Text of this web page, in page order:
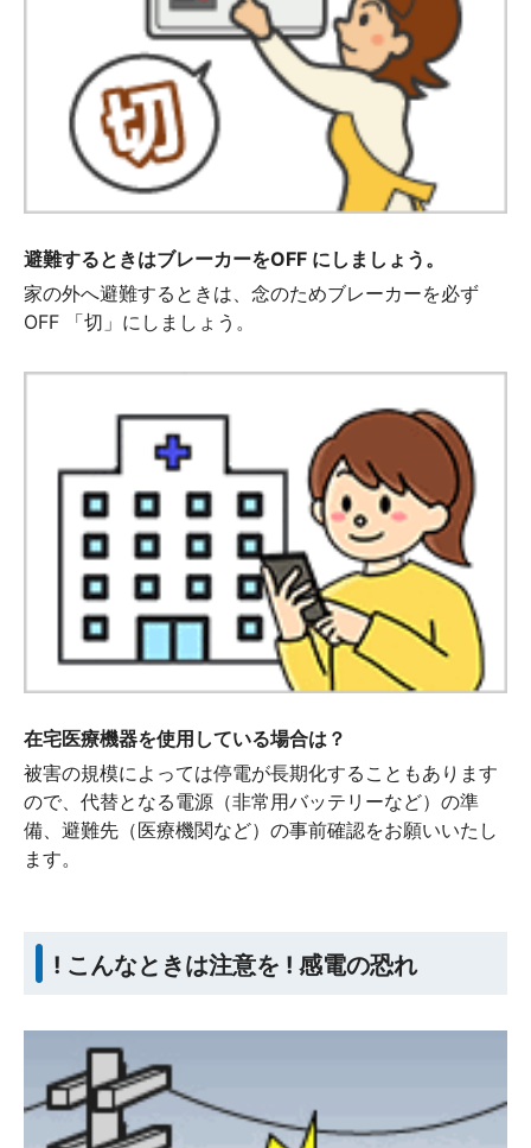
避難するときはブレーカーをOFF にしましょう。
家の外へ避難するときは、念のためブレーカーを必ず
OFF 「切」にしましょう。
在宅医療機器を使用している場合は？
被害の規模によっては停電が長期化することもあります
ので、代替となる電源（非常用バッテリーなど）の準
備、避難先（医療機関など）の事前確認をお願いいたし
ます。
! こんなときは注意を ! 感電の恐れ